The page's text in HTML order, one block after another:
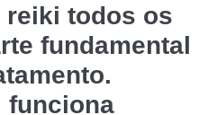
reiki todos os
fundamental
funciona